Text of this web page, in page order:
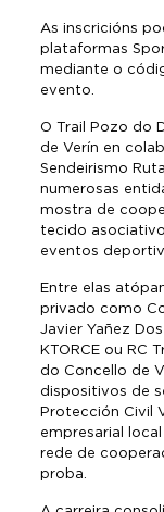
As inscricións
plataformas
mediante o
evento.
O Trail Pozo do
de Verín en
Sendeirismo
numerosas
mostra de
tecido
eventos
Entre elas
privado como
Javier Yañez
KTORCE ou RC
do Concello de
dispositivos de
Protección Civil
empresarial
rede de
proba.